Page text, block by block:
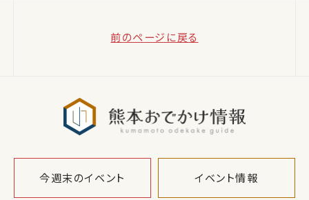
前のページに戻る
今週末のイベント イベント情報